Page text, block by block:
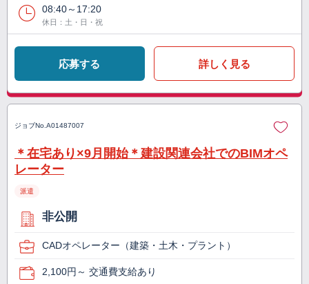
08:40～17:20
休日：土・日・祝
応募する 詳しく見る
ジョブNo. A01487007
＊在宅あり×9月開始＊建設関連会社でのBIMオペ
レーター
派遣
非公開
CADオペレーター（建築・土木・プラント）
2,100円～ 交通費支給あり